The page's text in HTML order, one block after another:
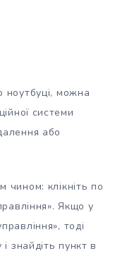
ноутбуці, можна
системи
або
чином: клікніть по
Якщо у
тоді
знайдіть пункт в